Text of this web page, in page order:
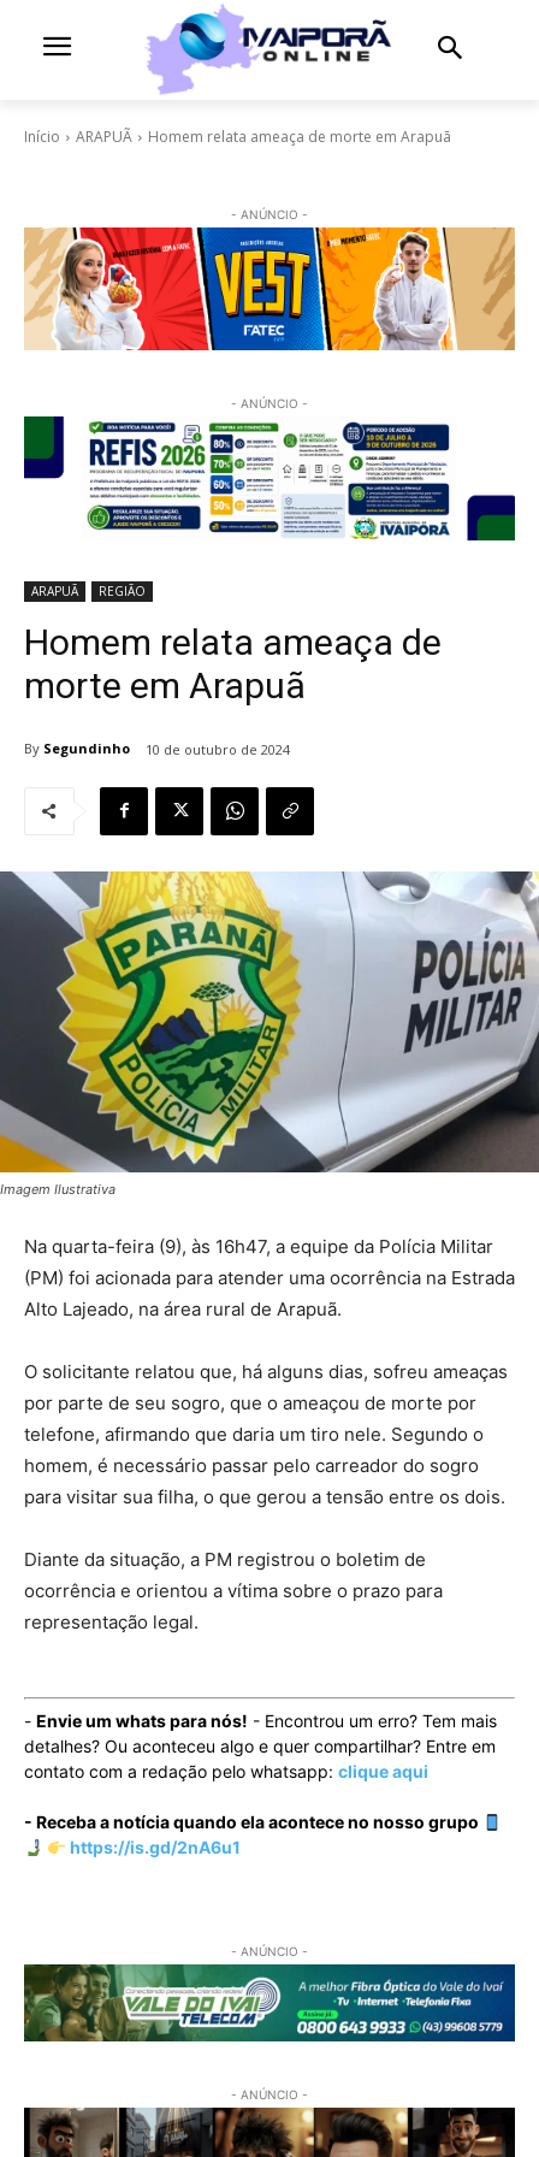
Início ARAPUÃ Homem relata ameaça de morte em Arapuã
- ANÚNCIO -
- ANÚNCIO -
ARAPUÃ REGIÃO
Homem relata ameaça de
morte em Arapuã
By Segundinho 10 de outubro de 2024
Imagem Ilustrativa
Na quarta-feira (9), às 16h47, a equipe da Polícia Militar
(PM) foi acionada para atender uma ocorrência na Estrada
Alto Lajeado, na área rural de Arapuã.
O solicitante relatou que, há alguns dias, sofreu ameaças
por parte de seu sogro, que o ameaçou de morte por
telefone, afirmando que daria um tiro nele. Segundo o
homem, é necessário passar pelo carreador do sogro
para visitar sua filha, o que gerou a tensão entre os dois.
Diante da situação, a PM registrou o boletim de
ocorrência e orientou a vítima sobre o prazo para
representação legal.
- Envie um whats para nós! - Encontrou um erro? Tem mais
detalhes? Ou aconteceu algo e quer compartilhar? Entre em
contato com a redação pelo whatsapp: clique aqui
- Receba a notícia quando ela acontece no nosso grupo
https://is.gd/2nA6u1
- ANÚNCIO -
- ANÚNCIO -